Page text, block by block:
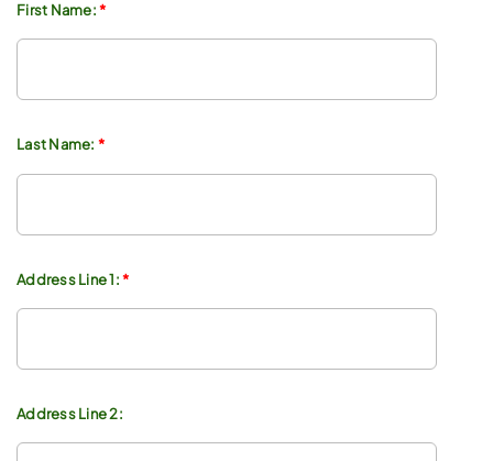
First Name:*
Last Name: *
Address Line 1:*
Address Line 2: